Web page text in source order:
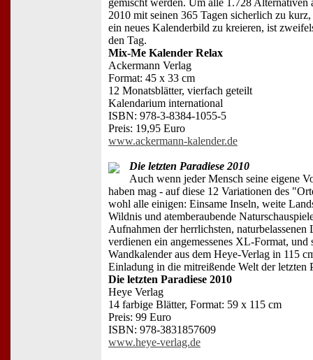
2010 mit seinen 365 Tagen sicherlich zu
ein neues Kalenderbild zu kreieren, ist
den Tag.
Mix-Me Kalender Relax
Ackermann Verlag
Format: 45 x 33 cm
12 Monatsblätter, vierfach geteilt
Kalendarium international
ISBN: 978-3-8384-1055-5
Preis: 19,95 Euro
www.ackermann-kalender.de
Die letzten Paradiese 2010
Auch wenn jeder Mensch seine eigene
haben mag - auf diese 12 Variationen des
wohl alle einigen: Einsame Inseln, weite
Wildnis und atemberaubende
Aufnahmen der herrlichsten, naturbelassenen
verdienen ein angemessenes XL-Format, und
Wandkalender aus dem Heye-Verlag in 115
Einladung in die mitreißende Welt der letzten
Die letzten Paradiese 2010
Heye Verlag
14 farbige Blätter, Format: 59 x 115 cm
Preis: 99 Euro
ISBN: 978-3831857609
www.heye-verlag.de